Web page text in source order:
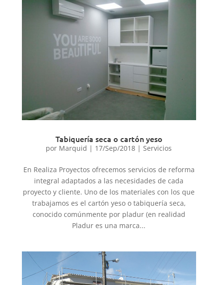
Tabiquería seca o cartón yeso
por Marquid | 17/Sep/2018 |Servicios
En Realiza Proyectos ofrecemos servicios de reforma
integral adaptados a las necesidades de cada
proyecto y cliente. Uno de los materiales con los que
trabajamos es el cartón yeso o tabiquería seca,
conocido comúnmente por pladur (en realidad
Pladur es una marca...